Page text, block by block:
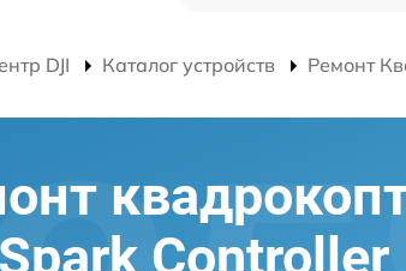
DJI Каталог устройств Ремонт
Controller